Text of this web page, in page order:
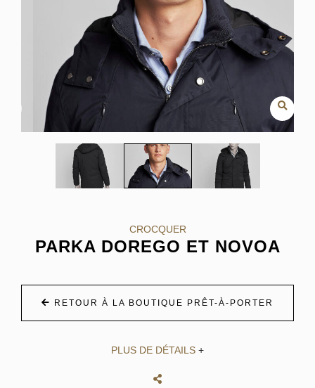
CROCQUER
PARKA DOREGO ET NOVOA
RETOUR À LA BOUTIQUE PRÊT-À-PORTER
PLUS DE DÉTAILS +